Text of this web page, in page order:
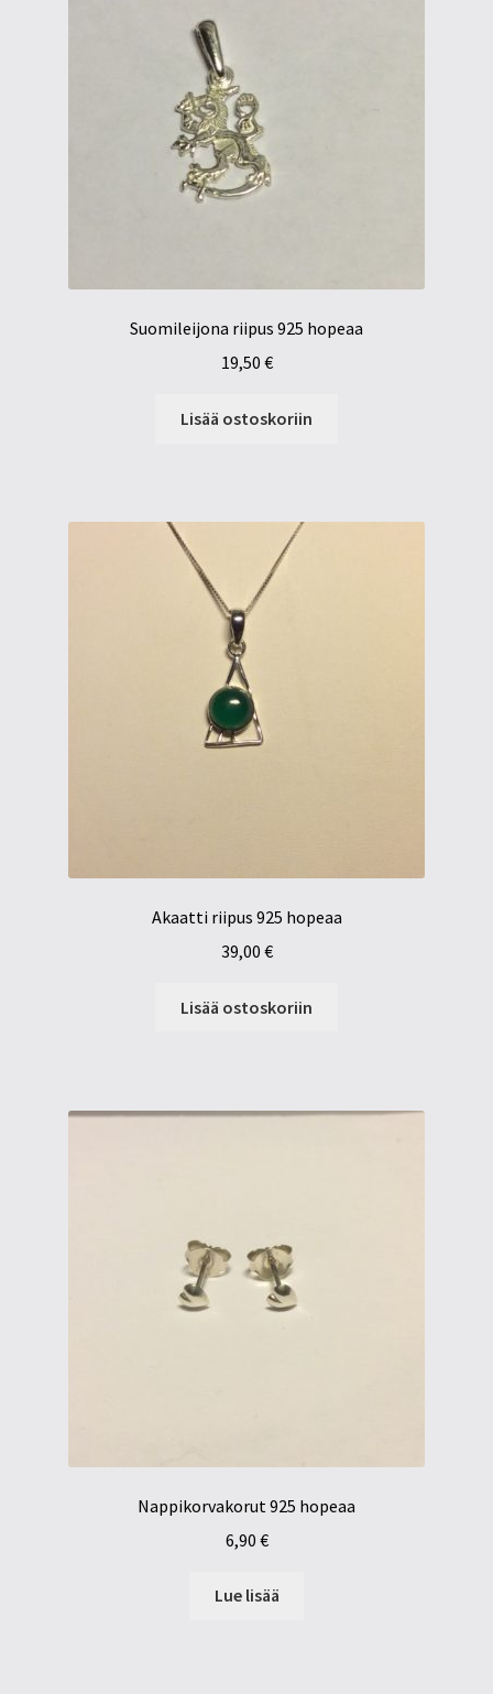
Suomileijona riipus 925 hopeaa
19,50 €
Lisää ostoskoriin
Akaatti riipus 925 hopeaa
39,00 €
Lisää ostoskoriin
Nappikorvakorut 925 hopeaa
6,90 €
Lue lisää